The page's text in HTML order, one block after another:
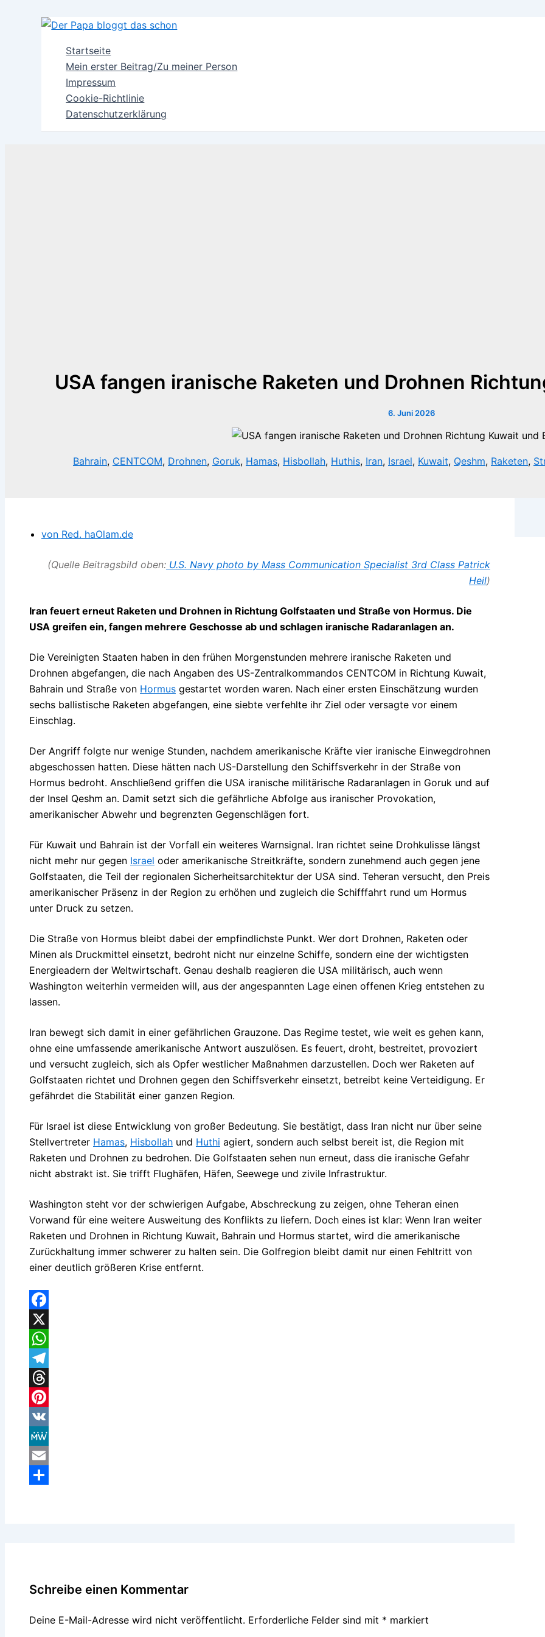
Startseite
Mein erster Beitrag/Zu meiner Person
Impressum
Cookie-Richtlinie
Datenschutzerklärung
USA fangen iranische Raketen und Drohnen
6. Juni 2026
Bahrain, CENTCOM, Drohnen, Goruk, Hamas, Hisbollah, Huthis, Iran, Israel, Kuwait, Qeshm, Raketen,
von Red. haOlam.de
(Quelle Beitragsbild oben: U.S. Navy photo by Mass Communication Specialist 3rd Class Patrick
Heil)
Iran feuert erneut Raketen und Drohnen in Richtung Golfstaaten und Straße von Hormus. Die
USA greifen ein, fangen mehrere Geschosse ab und schlagen iranische Radaranlagen an.
Die Vereinigten Staaten haben in den frühen Morgenstunden mehrere iranische Raketen und
Drohnen abgefangen, die nach Angaben des US-Zentralkommandos CENTCOM in Richtung Kuwait,
Bahrain und Straße von Hormus gestartet worden waren. Nach einer ersten Einschätzung wurden
sechs ballistische Raketen abgefangen, eine siebte verfehlte ihr Ziel oder versagte vor einem
Einschlag.
Der Angriff folgte nur wenige Stunden, nachdem amerikanische Kräfte vier iranische Einwegdrohnen
abgeschossen hatten. Diese hätten nach US-Darstellung den Schiffsverkehr in der Straße von
Hormus bedroht. Anschließend griffen die USA iranische militärische Radaranlagen in Goruk und auf
der Insel Qeshm an. Damit setzt sich die gefährliche Abfolge aus iranischer Provokation,
amerikanischer Abwehr und begrenzten Gegenschlägen fort.
Für Kuwait und Bahrain ist der Vorfall ein weiteres Warnsignal. Iran richtet seine Drohkulisse längst
nicht mehr nur gegen Israel oder amerikanische Streitkräfte, sondern zunehmend auch gegen jene
Golfstaaten, die Teil der regionalen Sicherheitsarchitektur der USA sind. Teheran versucht, den Preis
amerikanischer Präsenz in der Region zu erhöhen und zugleich die Schifffahrt rund um Hormus
unter Druck zu setzen.
Die Straße von Hormus bleibt dabei der empfindlichste Punkt. Wer dort Drohnen, Raketen oder
Minen als Druckmittel einsetzt, bedroht nicht nur einzelne Schiffe, sondern eine der wichtigsten
Energieadern der Weltwirtschaft. Genau deshalb reagieren die USA militärisch, auch wenn
Washington weiterhin vermeiden will, aus der angespannten Lage einen offenen Krieg entstehen zu
lassen.
Iran bewegt sich damit in einer gefährlichen Grauzone. Das Regime testet, wie weit es gehen kann,
ohne eine umfassende amerikanische Antwort auszulösen. Es feuert, droht, bestreitet, provoziert
und versucht zugleich, sich als Opfer westlicher Maßnahmen darzustellen. Doch wer Raketen auf
Golfstaaten richtet und Drohnen gegen den Schiffsverkehr einsetzt, betreibt keine Verteidigung. Er
gefährdet die Stabilität einer ganzen Region.
Für Israel ist diese Entwicklung von großer Bedeutung. Sie bestätigt, dass Iran nicht nur über seine
Stellvertreter Hamas, Hisbollah und Huthi agiert, sondern auch selbst bereit ist, die Region mit
Raketen und Drohnen zu bedrohen. Die Golfstaaten sehen nun erneut, dass die iranische Gefahr
nicht abstrakt ist. Sie trifft Flughäfen, Häfen, Seewege und zivile Infrastruktur.
Washington steht vor der schwierigen Aufgabe, Abschreckung zu zeigen, ohne Teheran einen
Vorwand für eine weitere Ausweitung des Konflikts zu liefern. Doch eines ist klar: Wenn Iran weiter
Raketen und Drohnen in Richtung Kuwait, Bahrain und Hormus startet, wird die amerikanische
Zurückhaltung immer schwerer zu halten sein. Die Golfregion bleibt damit nur einen Fehltritt von
einer deutlich größeren Krise entfernt.
Facebook
X
WhatsApp
Telegram
Threads
Pinterest
VK
MeWe
Email
Schreibe einen Kommentar
Deine E-Mail-Adresse wird nicht veröffentlicht. Erforderliche Felder sind mit * markiert